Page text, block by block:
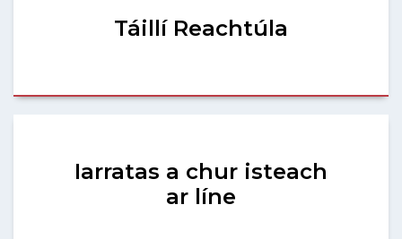
Táillí Reachtúla
Iarratas a chur isteach
ar líne